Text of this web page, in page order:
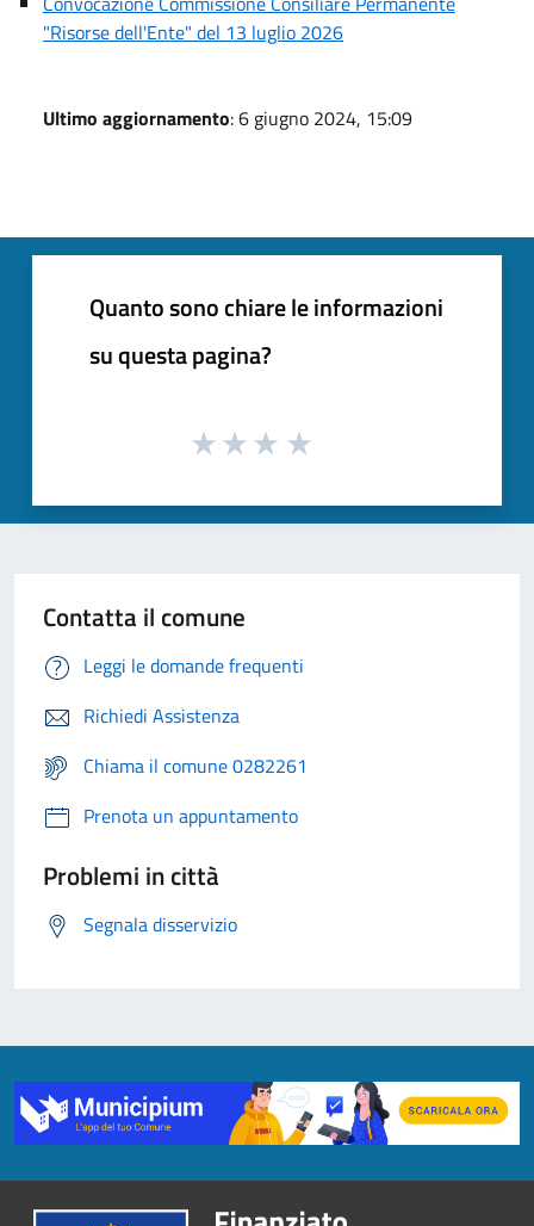
"Risorse dell'Ente" del 13 luglio 2026
Ultimo aggiornamento: 6 giugno 2024, 15:09
Quanto sono chiare le informazioni
su questa pagina?
Contatta il comune
Leggi le domande frequenti
Richiedi Assistenza
Chiama il comune 0282261
Prenota un appuntamento
Problemi in città
Segnala disservizio